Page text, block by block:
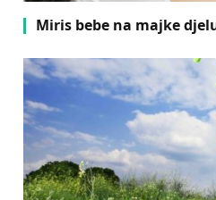
Miris bebe na majke